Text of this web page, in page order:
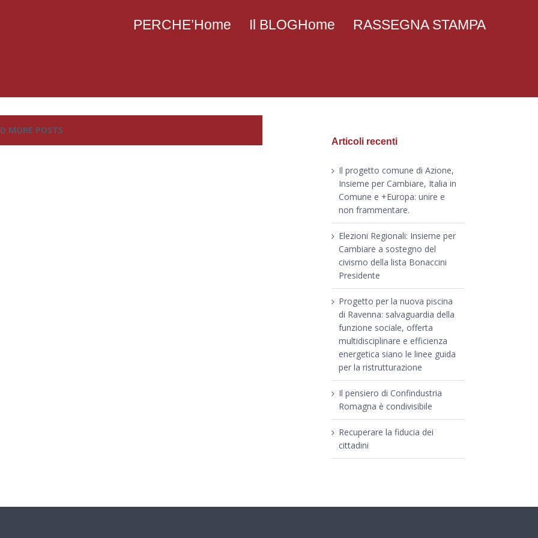
PERCHE’Home Il BLOGHome RASSEGNA STAMPA
MORE POSTS
Articoli recenti
Il progetto comune di Azione,
Insieme per Cambiare, Italia in
Comune e +Europa: unire e
non frammentare.
Elezioni Regionali: Insieme per
Cambiare a sostegno del
civismo della lista Bonaccini
Presidente
Progetto per la nuova piscina
di Ravenna: salvaguardia della
funzione sociale, offerta
multidisciplinare e efficienza
energetica siano le linee guida
per la ristrutturazione
Il pensiero di Confindustria
Romagna è condivisibile
Recuperare la fiducia dei
cittadini